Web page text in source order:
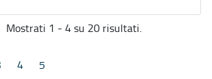
Mostrati 1 - 4 su 20 risultati.
Pagina
4 Pagina
5